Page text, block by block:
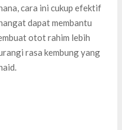
cara ini cukup efektif
dapat membantu
otot rahim lebih
rasa kembung yang